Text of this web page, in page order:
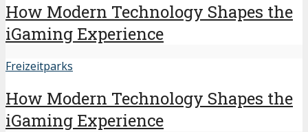
How Modern Technology Shapes the
iGaming Experience
Freizeitparks
How Modern Technology Shapes the
iGaming Experience